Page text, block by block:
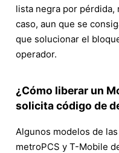
lista negra por pérdida,
caso, aun que se
que solucionar el
operador.
¿Cómo liberar un
solicita código de
Algunos modelos de
metroPCS y T-Mobile